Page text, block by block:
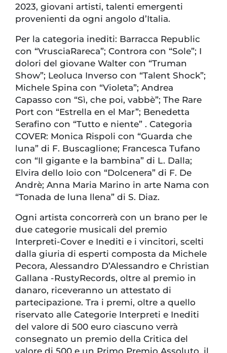
2023, giovani artisti, talenti emergenti
provenienti da ogni angolo d’Italia.
Per la categoria inediti: Barracca Republic
con “VrusciaRareca”; Controra con “Sole”; I
dolori del giovane Walter con “Truman
Show”; Leoluca Inverso con “Talent Shock”;
Michele Spina con “Violeta”; Andrea
Capasso con “Sì, che poi, vabbè”; The Rare
Port con “Estrella en el Mar”; Benedetta
Serafino con “Tutto e niente” . Categoria
COVER: Monica Rispoli con “Guarda che
luna” di F. Buscaglione; Francesca Tufano
con “Il gigante e la bambina” di L. Dalla;
Elvira dello Ioio con “Dolcenera” di F. De
Andrè; Anna Maria Marino in arte Nama con
“Tonada de luna llena” di S. Diaz.
Ogni artista concorrerà con un brano per le
due categorie musicali del premio
Interpreti-Cover e Inediti e i vincitori, scelti
dalla giuria di esperti composta da Michele
Pecora, Alessandro D’Alessandro e Christian
Gallana -RustyRecords, oltre al premio in
danaro, riceveranno un attestato di
partecipazione. Tra i premi, oltre a quello
riservato alle Categorie Interpreti e Inediti
del valore di 500 euro ciascuno verrà
consegnato un premio della Critica del
valore di 500 e un Primo Premio Assoluto, il